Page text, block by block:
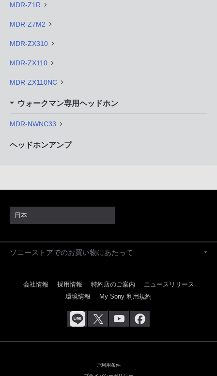
MDR-Z1R
MDR-Z7M2
MDR-ZX310
MDR-ZX110
MDR-ZX110NC
ウォークマン専用ヘッドホン
MDR-NWNC33
ヘッドホンアンプ
日本
ソニーストアでのお買い物にあたって
会社情報 採用情報 特約店のご案内
ニュースリリース
環境情報
My Sony 利用規約
ご利用条件